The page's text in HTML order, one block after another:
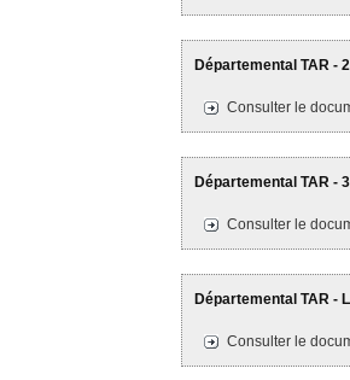
Départemental TAR -
Consulter le
Départemental TAR -
Consulter le
Départemental TAR -
Consulter le